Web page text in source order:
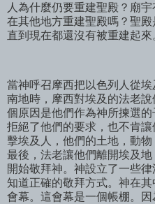
人為什麼仍要重建聖殿？廟
在其他地方重建聖殿嗎？聖
直到現在都還沒有被重建起來
當神呼召摩西把以色列人從
南地時，摩西對埃及的法老
個原因是他們作為神所揀選
拒絕了他們的要求，也不肯
擊埃及人，他們的土地，動物
最後，法老讓他們離開埃及
開始敬拜神。神設立了一些
知道正確的敬拜方式。神在
會幕。這會幕是一個帳棚。